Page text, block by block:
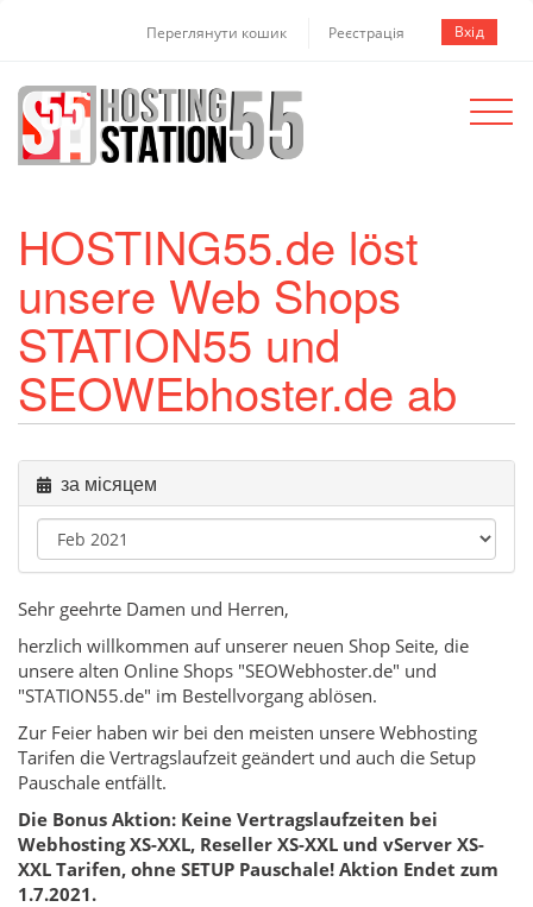
Переглянути кошик Реєстрація Вхід
Toggle
HOSTING55.de löst
unsere Web Shops
STATION55 und
SEOWEbhoster.de ab
за місяцем
Sehr geehrte Damen und Herren,
herzlich willkommen auf unserer neuen Shop Seite, die
unsere alten Online Shops "SEOWebhoster.de" und
"STATION55.de" im Bestellvorgang ablösen.
Zur Feier haben wir bei den meisten unsere Webhosting
Tarifen die Vertragslaufzeit geändert und auch die Setup
Pauschale entfällt.
Die Bonus Aktion: Keine Vertragslaufzeiten bei
Webhosting XS-XXL, Reseller XS-XXL und vServer XS-
XXL Tarifen, ohne SETUP Pauschale! Aktion Endet zum
1.7.2021.